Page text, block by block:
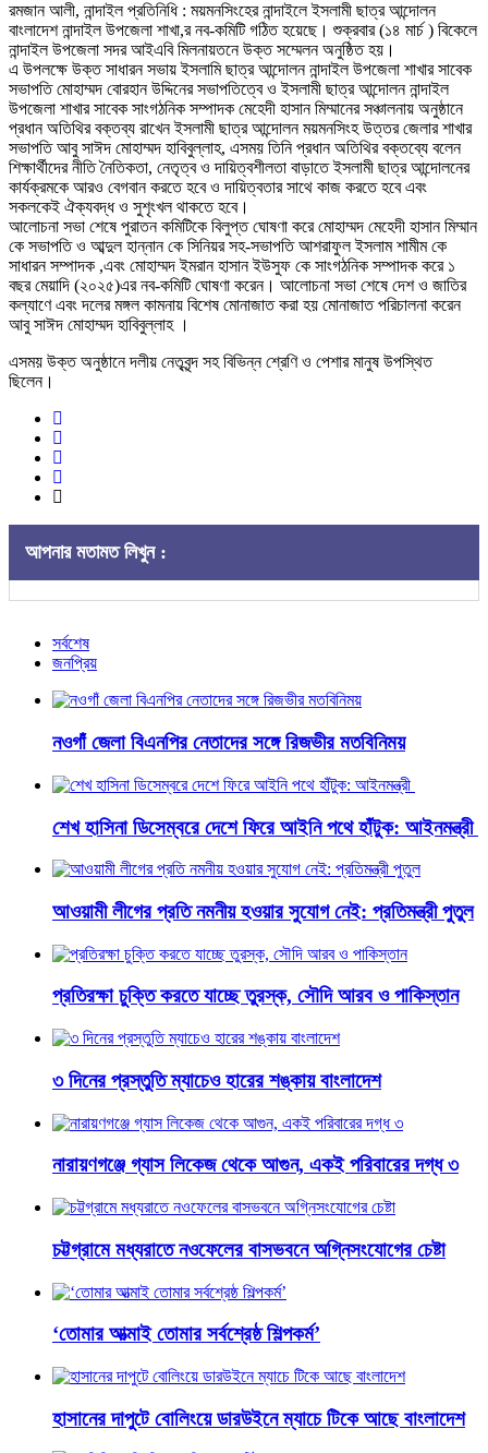
রমজান আলী, নান্দাইল প্রতিনিধি : ময়মনসিংহের নান্দাইলে ইসলামী ছাত্র আন্দোলন
বাংলাদেশ নান্দাইল উপজেলা শাখা,র নব-কমিটি গঠিত হয়েছে। শুক্রবার (১৪ মার্চ ) বিকেলে
নান্দাইল উপজেলা সদর আইএবি মিলনায়তনে উক্ত সম্মেলন অনুষ্ঠিত হয়।
এ উপলক্ষে উক্ত সাধারন সভায় ইসলামি ছাত্র আন্দোলন নান্দাইল উপজেলা শাখার সাবেক
সভাপতি মোহাম্মদ বোরহান উদ্দিনের সভাপতিত্বে ও ইসলামী ছাত্র আন্দোলন নান্দাইল
উপজেলা শাখার সাবেক সাংগঠনিক সম্পাদক মেহেদী হাসান মিম্মানের সঞ্চালনায় অনুষ্ঠানে
প্রধান অতিথির বক্তব্য রাখেন ইসলামী ছাত্র আন্দোলন ময়মনসিংহ উত্তর জেলার শাখার
সভাপতি আবু সাঈদ মোহাম্মদ হাবিবুল্লাহ, এসময় তিনি প্রধান অতিথির বক্তব্যে বলেন
শিক্ষার্থীদের নীতি নৈতিকতা, নেতৃত্ব ও দায়িত্বশীলতা বাড়াতে ইসলামী ছাত্র আন্দোলনের
কার্যক্রমকে আরও বেগবান করতে হবে ও দায়িত্বতার সাথে কাজ করতে হবে এবং
সকলকেই ঐক্যবদ্ধ ও সুশৃংখল থাকতে হবে।
আলোচনা সভা শেষে পুরাতন কমিটিকে বিলুপ্ত ঘোষণা করে মোহাম্মদ মেহেদী হাসান মিম্মান
কে সভাপতি ও আব্দুল হান্নান কে সিনিয়র সহ-সভাপতি আশরাফুল ইসলাম শামীম কে
সাধারন সম্পাদক ,এবং মোহাম্মদ ইমরান হাসান ইউসুফ কে সাংগঠনিক সম্পাদক করে ১
বছর মেয়াদি (২০২৫)এর নব-কমিটি ঘোষণা করেন। আলোচনা সভা শেষে দেশ ও জাতির
কল্যাণে এবং দলের মঙ্গল কামনায় বিশেষ মোনাজাত করা হয় মোনাজাত পরিচালনা করেন
আবু সাঈদ মোহাম্মদ হাবিবুল্লাহ ।
এসময় উক্ত অনুষ্ঠানে দলীয় নেতৃবৃন্দ সহ বিভিন্ন শ্রেণি ও পেশার মানুষ উপস্থিত
ছিলেন।
আপনার মতামত লিখুন :
সর্বশেষ
জনপ্রিয়
নওগাঁ জেলা বিএনপির নেতাদের সঙ্গে রিজভীর মতবিনিময়
শেখ হাসিনা ডিসেম্বরে দেশে ফিরে আইনি পথে হাঁটুক: আইনমন্ত্রী
আওয়ামী লীগের প্রতি নমনীয় হওয়ার সুযোগ নেই: প্রতিমন্ত্রী পুতুল
প্রতিরক্ষা চুক্তি করতে যাচ্ছে তুরস্ক, সৌদি আরব ও পাকিস্তান
৩ দিনের প্রস্তুতি ম্যাচেও হারের শঙ্কায় বাংলাদেশ
নারায়ণগঞ্জে গ্যাস লিকেজ থেকে আগুন, একই পরিবারের দগ্ধ ৩
চট্টগ্রামে মধ্যরাতে নওফেলের বাসভবনে অগ্নিসংযোগের চেষ্টা
‘তোমার আত্মাই তোমার সর্বশ্রেষ্ঠ শিল্পকর্ম’
হাসানের দাপুটে বোলিংয়ে ডারউইনে ম্যাচে টিকে আছে বাংলাদেশ